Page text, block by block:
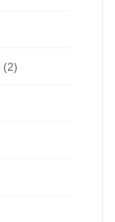
(2)